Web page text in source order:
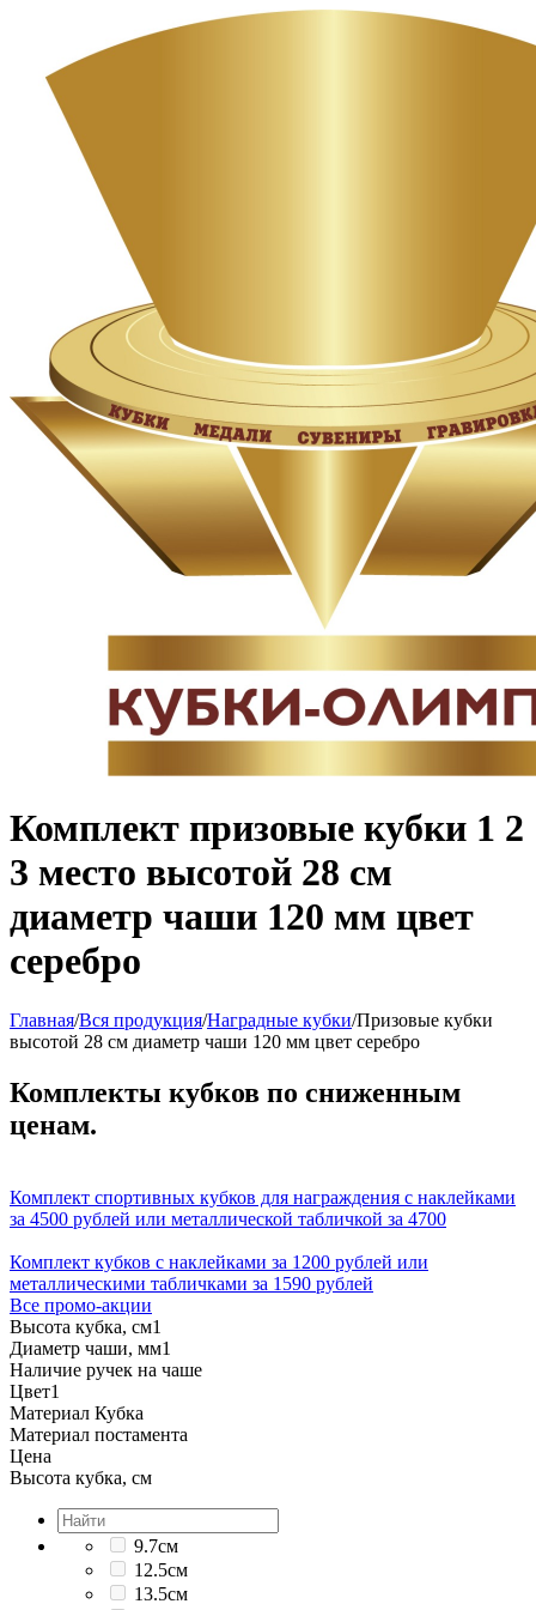
Комплект призовые кубки 1 2
3 место высотой 28 см
диаметр чаши 120 мм цвет
серебро
Главная/Вся продукция/Наградные кубки/Призовые кубки
высотой 28 см диаметр чаши 120 мм цвет серебро
Комплекты кубков по сниженным
ценам.
Комплект спортивных кубков для награждения с наклейками
за 4500 рублей или металлической табличкой за 4700
Комплект кубков с наклейками за 1200 рублей или
металлическими табличками за 1590 рублей
Все промо-акции
Высота кубка, см1
Диаметр чаши, мм1
Наличие ручек на чаше
Цвет1
Материал Кубка
Материал постамента
Цена
Высота кубка, см
9.7см
12.5см
13.5см